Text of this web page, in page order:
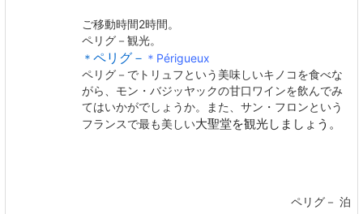
ご移動時間2時間。
ペリグ－観光。
＊ ペリグ－ ＊Périgueux
ペリグ－でトリュフという美味しいキノコを食べな
がら、モン・バジッヤックの甘口ワインを飲んでみ
てはいかがでしょうか。また、サン・フロンという
フランスで最も美しい大聖堂を観光しましょう。
ペリグ－ 泊